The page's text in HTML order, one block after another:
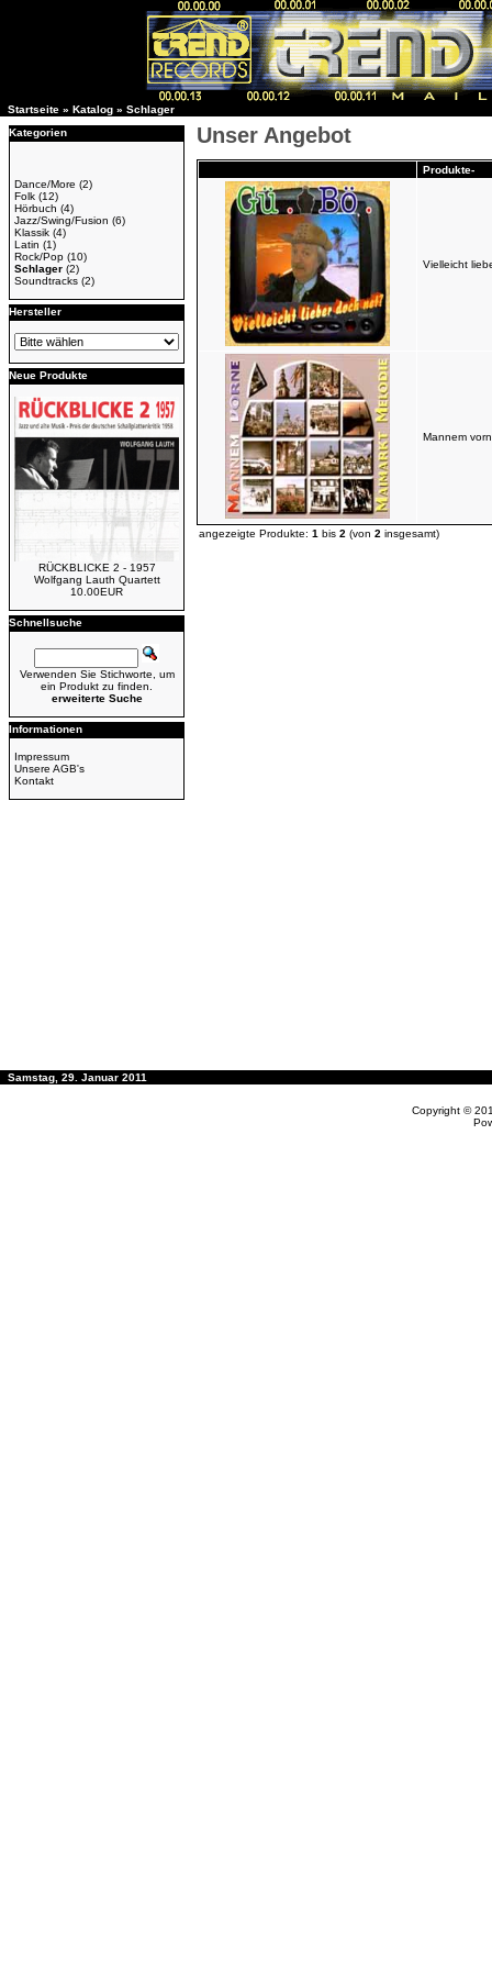
Startseite » Katalog » Schlager
Kategorien
Dance/More (2)
Folk (12)
Hörbuch (4)
Jazz/Swing/Fusion (6)
Klassik (4)
Latin (1)
Rock/Pop (10)
Schlager (2)
Soundtracks (2)
Hersteller
Neue Produkte
RÜCKBLICKE 2 - 1957
Wolfgang Lauth Quartett
10.00EUR
Schnellsuche
Verwenden Sie Stichworte, um
ein Produkt zu finden.
erweiterte Suche
Informationen
Impressum
Unsere AGB's
Kontakt
Unser Angebot
Produkte-
Vielleicht
Mannem
angezeigte Produkte: 1 bis 2 (von 2 insgesamt)
Samstag, 29. Januar 2011
Copyright ©